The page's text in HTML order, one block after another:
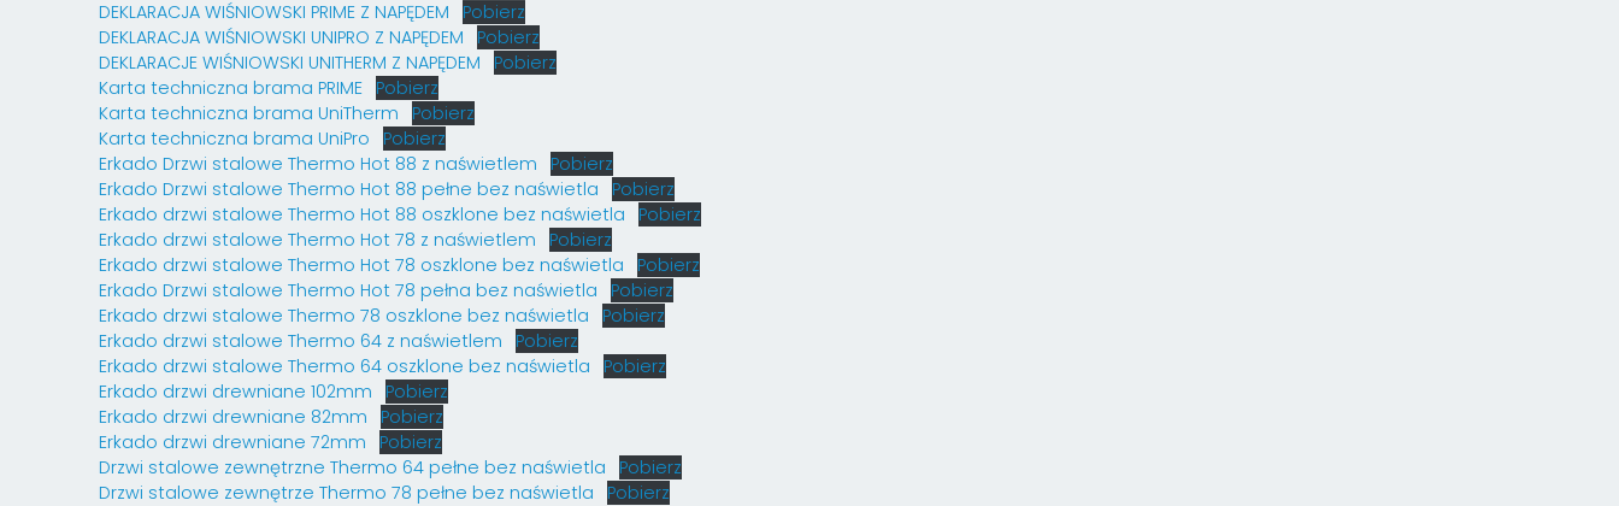
DEKLARACJA WIŚNIOWSKI PRIME Z NAPĘDEM
Pobierz
DEKLARACJA WIŚNIOWSKI UNIPRO Z NAPĘDEM
Pobierz
DEKLARACJE WIŚNIOWSKI UNITHERM Z NAPĘDEM
Pobierz
Karta techniczna brama PRIME Pobierz
Karta techniczna brama UniTherm
Pobierz
Karta techniczna brama UniPro
Pobierz
Erkado Drzwi stalowe Thermo Hot 88 z naświetlem
Pobierz
Erkado Drzwi stalowe Thermo Hot 88 pełne bez naświetla
Pobierz
Erkado drzwi stalowe Thermo Hot 88 oszklone bez naświetla
Pobierz
Erkado drzwi stalowe Thermo Hot 78 z naświetlem
Pobierz
Erkado drzwi stalowe Thermo Hot 78 oszklone bez naświetla
Pobierz
Erkado Drzwi stalowe Thermo Hot 78 pełna bez naświetla
Pobierz
Erkado drzwi stalowe Thermo 78 oszklone bez naświetla
Pobierz
Erkado drzwi stalowe Thermo 64 z naświetlem
Pobierz
Erkado drzwi stalowe Thermo 64 oszklone bez naświetla
Pobierz
Erkado drzwi drewniane 102mm
Pobierz
Erkado drzwi drewniane 82mm
Pobierz
Erkado drzwi drewniane 72mm
Pobierz
Drzwi stalowe zewnętrzne Thermo 64 pełne bez naświetla
Pobierz
Drzwi stalowe zewnętrze Thermo 78 pełne bez naświetla
Pobierz